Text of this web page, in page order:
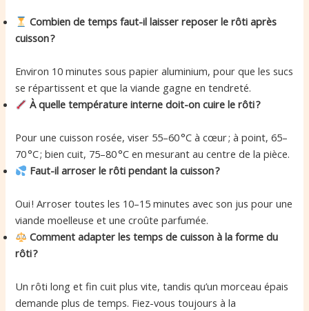
Combien de temps faut-il laisser reposer le rôti après
cuisson ?
Environ 10 minutes sous papier aluminium, pour que les sucs
se répartissent et que la viande gagne en tendreté.
À quelle température interne doit-on cuire le rôti ?
Pour une cuisson rosée, viser 55–60 °C à cœur ; à point, 65–
70 °C ; bien cuit, 75–80 °C en mesurant au centre de la pièce.
Faut-il arroser le rôti pendant la cuisson ?
Oui ! Arroser toutes les 10–15 minutes avec son jus pour une
viande moelleuse et une croûte parfumée.
Comment adapter les temps de cuisson à la forme du
rôti ?
Un rôti long et fin cuit plus vite, tandis qu’un morceau épais
demande plus de temps. Fiez-vous toujours à la